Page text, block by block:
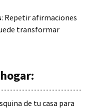
: Repetir afirmaciones
transformar
de tu casa para